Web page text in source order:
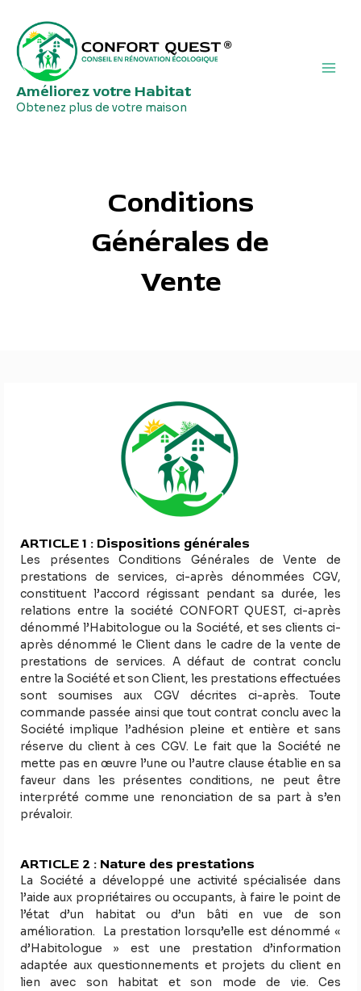
contenu
Améliorez votre Habitat
Obtenez plus de votre maison
Conditions
Générales de
Vente
ARTICLE 1 : Dispositions générales
Les présentes Conditions Générales de Vente de
prestations de services, ci-après dénommées CGV,
constituent l’accord régissant pendant sa durée, les
relations entre la société CONFORT QUEST, ci-après
dénommé l’Habitologue ou la Société, et ses clients ci-
après dénommé le Client dans le cadre de la vente de
prestations de services. A défaut de contrat conclu
entre la Société et son Client, les prestations effectuées
sont soumises aux CGV décrites ci-après. Toute
commande passée ainsi que tout contrat conclu avec la
Société implique l’adhésion pleine et entière et sans
réserve du client à ces CGV. Le fait que la Société ne
mette pas en œuvre l’une ou l’autre clause établie en sa
faveur dans les présentes conditions, ne peut être
interprété comme une renonciation de sa part à s’en
prévaloir.
ARTICLE 2 : Nature des prestations
La Société a développé une activité spécialisée dans
l’aide aux propriétaires ou occupants, à faire le point de
l’état d’un habitat ou d’un bâti en vue de son
amélioration. La prestation lorsqu’elle est dénommé «
d’Habitologue » est une prestation d’information
adaptée aux questionnements et projets du client en
lien avec son habitat et son mode de vie. Ces